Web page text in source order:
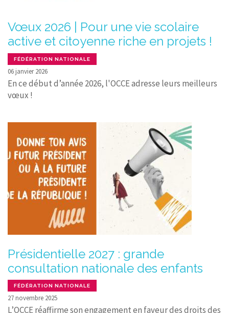
Vœux 2026 | Pour une vie scolaire
active et citoyenne riche en projets !
FÉDÉRATION NATIONALE
06 janvier 2026
En ce début d’année 2026, l'OCCE adresse leurs meilleurs
vœux !
Présidentielle 2027 : grande
consultation nationale des enfants
FÉDÉRATION NATIONALE
27 novembre 2025
L’OCCE réaffirme son engagement en faveur des droits des